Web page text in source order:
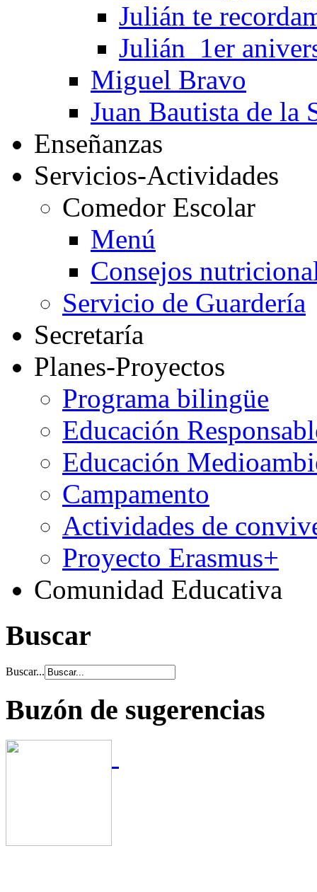
Julián te
Julián_1er
Miguel Bravo
Juan Bautista de la
Enseñanzas
Servicios-Actividades
Comedor Escolar
Menú
Consejos
Servicio de Guardería
Secretaría
Planes-Proyectos
Programa bilingüe
Educación
Educación
Campamento
Actividades de
Proyecto Erasmus+
Comunidad Educativa
Buscar
Buscar...
Buzón de sugerencias